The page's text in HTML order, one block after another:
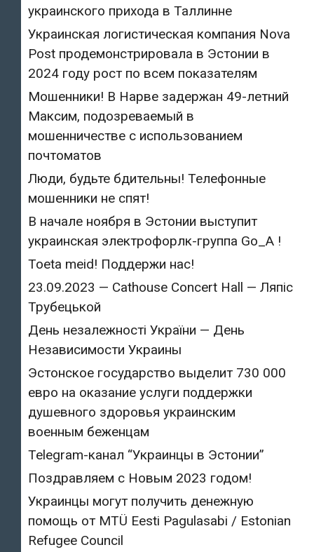
украинского прихода в Таллинне
Украинская логистическая компания Nova
Post продемонстрировала в Эстонии в
2024 году рост по всем показателям
Мошенники! В Нарве задержан 49-летний
Максим, подозреваемый в
мошенничестве с использованием
почтоматов
Люди, будьте бдительны! Телефонные
мошенники не спят!
В начале ноября в Эстонии выступит
украинская электрофорлк-группа Go_A !
Toeta meid! Поддержи нас!
23.09.2023 — Cathouse Concert Hall — Ляпіс
Трубецькой
День незалежності України — День
Независимости Украины
Эстонское государство выделит 730 000
евро на оказание услуги поддержки
душевного здоровья украинским
военным беженцам
Telegram-канал “Украинцы в Эстонии”
Поздравляем с Новым 2023 годом!
Украинцы могут получить денежную
помощь от MTÜ Eesti Pagulasabi / Estonian
Refugee Council